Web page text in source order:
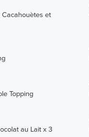
et
Topping
au Lait x 3